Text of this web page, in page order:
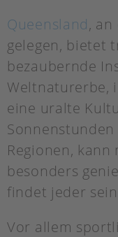
Queensland,
gelegen, bietet
bezaubernde
Weltnaturerbe,
eine uralte
Regionen,
besonders
findet jeder
Vor allem